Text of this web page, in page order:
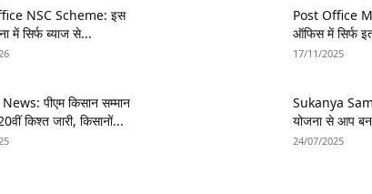
NSC Scheme: इस
में सिर्फ ब्याज से...
Post Office
ऑफिस में सिर्फ
17/11/2025
पीएम किसान सम्मान
किश्त जारी, किसानों...
Sukanya
योजना से आप
24/07/2025